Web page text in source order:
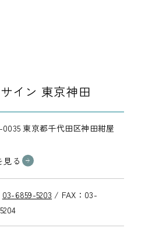
イン 東京神田
0035 東京都千代田区神田紺屋
見る
03-6859-5203 / FAX：03-